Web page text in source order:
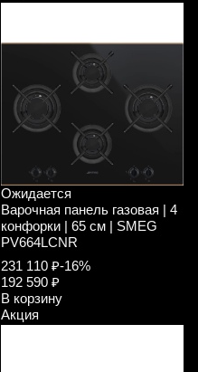
Ожидается
Варочная панель газовая | 4
конфорки | 65 см | SMEG
PV664LCNR
231 110 ₽-16%
192 590 ₽
В корзину
Акция